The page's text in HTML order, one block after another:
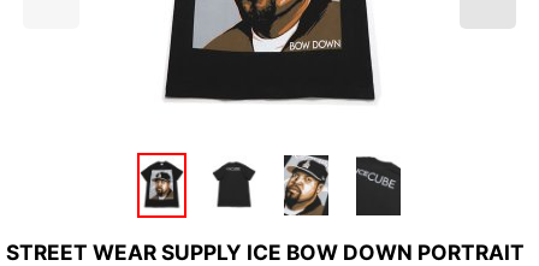
STREET WEAR SUPPLY ICE BOW DOWN PORTRAIT